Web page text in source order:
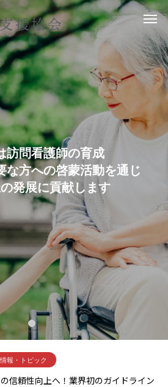
訪問看護師の育成
な方への啓蒙活動を通 じ
の発展に貢献し ます
報・トピック
信頼性向上へ！業界初のガイドライン